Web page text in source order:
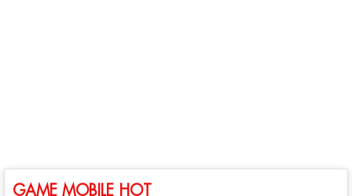
GAME MOBILE HOT